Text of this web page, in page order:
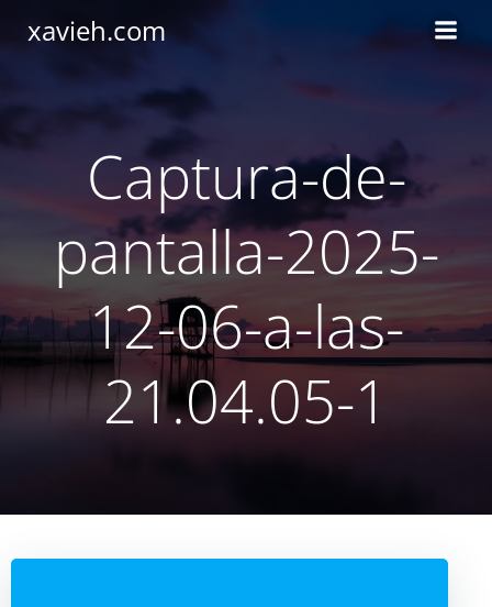
xavieh.com
Captura-de-
pantalla-2025-
12-06-a-las-
21.04.05-1